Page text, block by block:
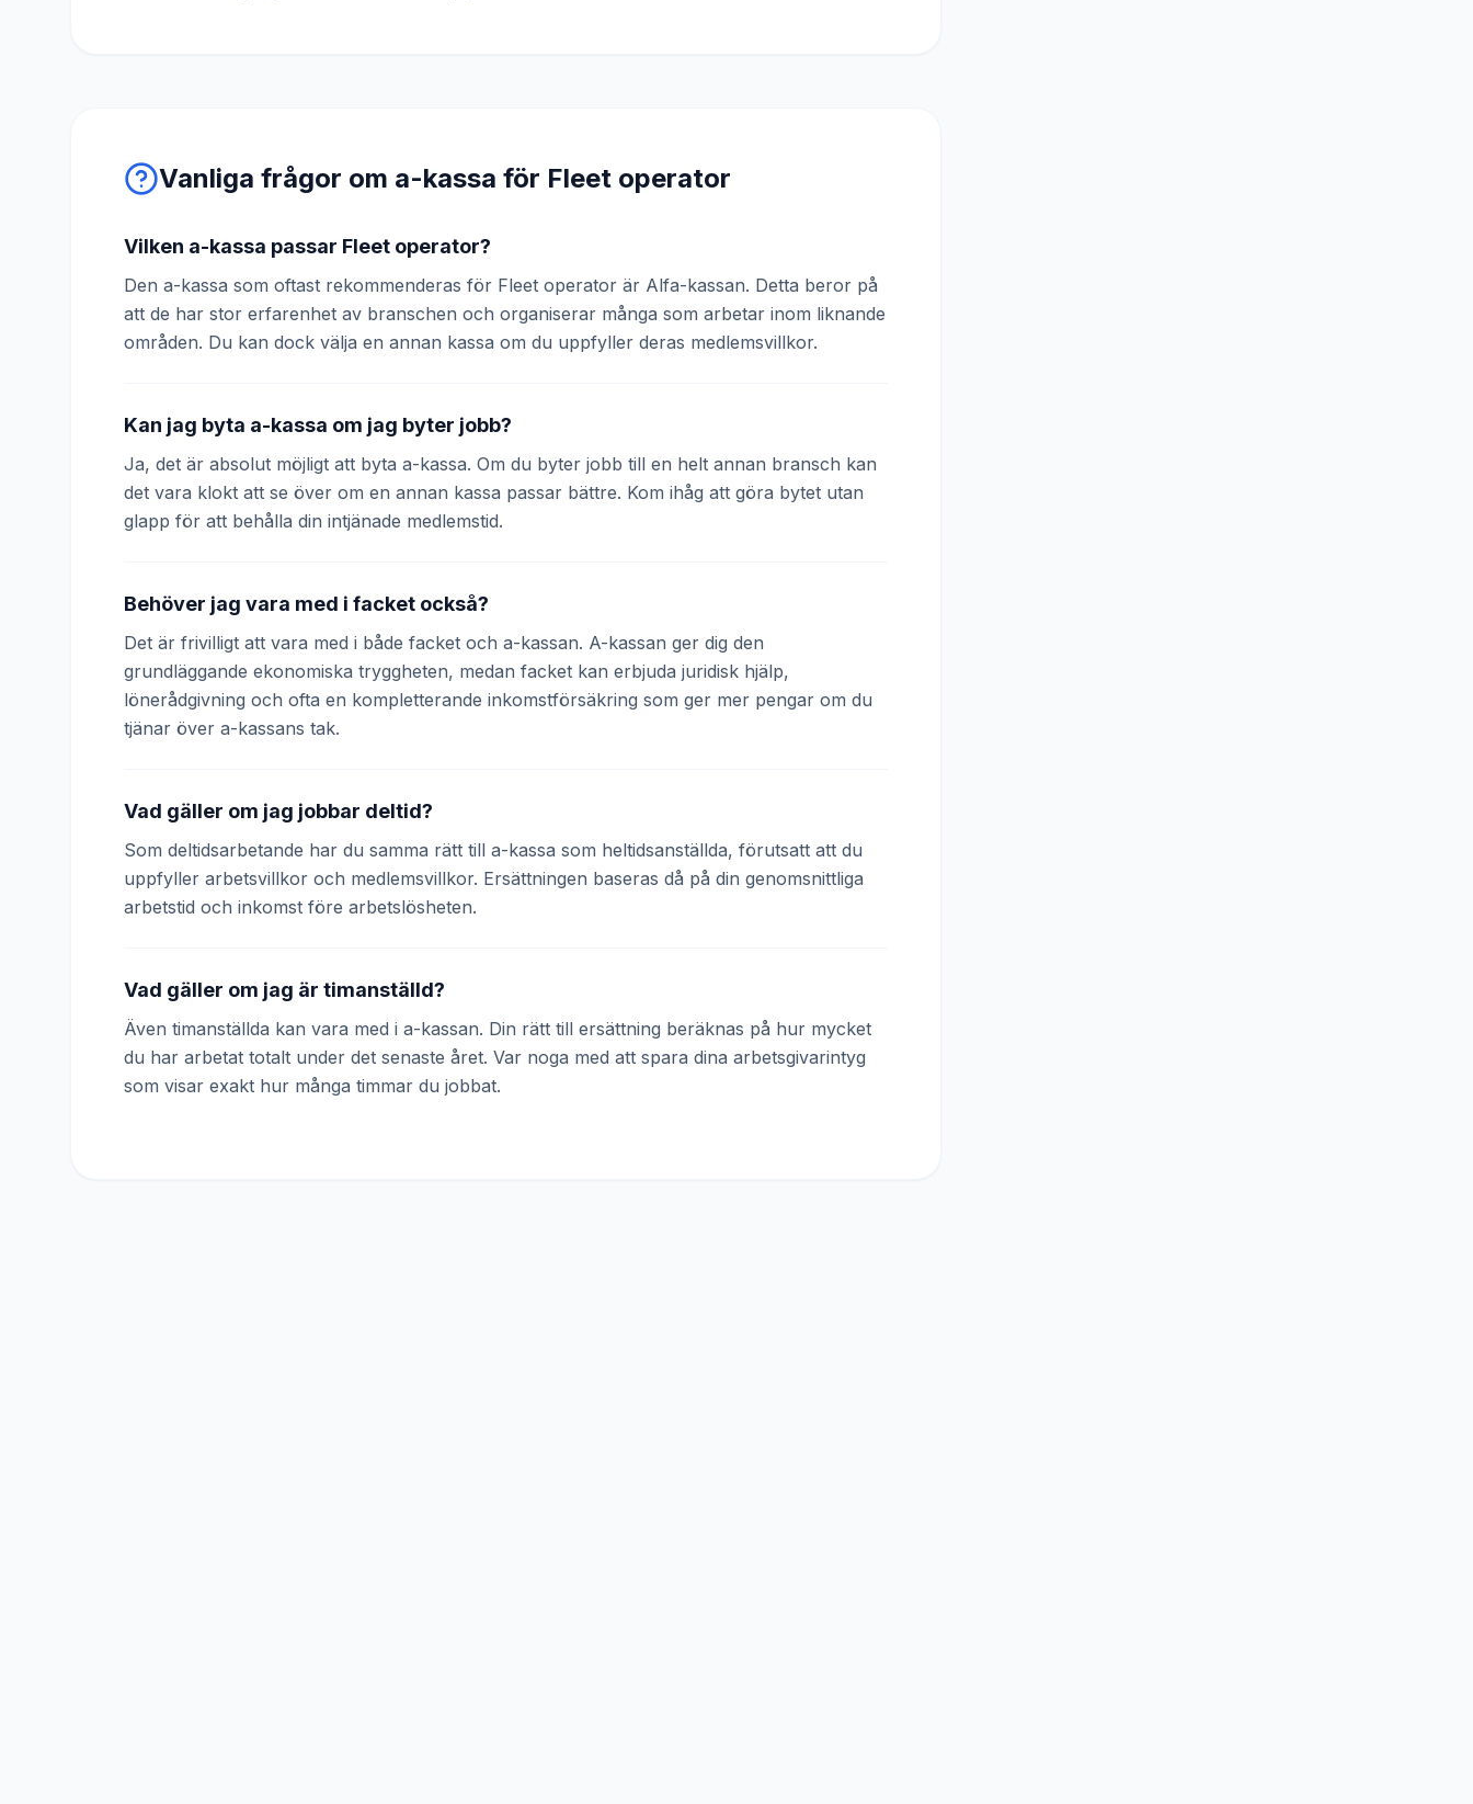
Vanliga frågor om a-kassa för Fleet operator
Vilken a-kassa passar Fleet operator?
Den a-kassa som oftast rekommenderas för Fleet operator är Alfa-kassan. Detta beror på
att de har stor erfarenhet av branschen och organiserar många som arbetar inom liknande
områden. Du kan dock välja en annan kassa om du uppfyller deras medlemsvillkor.
Kan jag byta a-kassa om jag byter jobb?
Ja, det är absolut möjligt att byta a-kassa. Om du byter jobb till en helt annan bransch kan
det vara klokt att se över om en annan kassa passar bättre. Kom ihåg att göra bytet utan
glapp för att behålla din intjänade medlemstid.
Behöver jag vara med i facket också?
Det är frivilligt att vara med i både facket och a-kassan. A-kassan ger dig den
grundläggande ekonomiska tryggheten, medan facket kan erbjuda juridisk hjälp,
lönerådgivning och ofta en kompletterande inkomstförsäkring som ger mer pengar om du
tjänar över a-kassans tak.
Vad gäller om jag jobbar deltid?
Som deltidsarbetande har du samma rätt till a-kassa som heltidsanställda, förutsatt att du
uppfyller arbetsvillkor och medlemsvillkor. Ersättningen baseras då på din genomsnittliga
arbetstid och inkomst före arbetslösheten.
Vad gäller om jag är timanställd?
Även timanställda kan vara med i a-kassan. Din rätt till ersättning beräknas på hur mycket
du har arbetat totalt under det senaste året. Var noga med att spara dina arbetsgivarintyg
som visar exakt hur många timmar du jobbat.